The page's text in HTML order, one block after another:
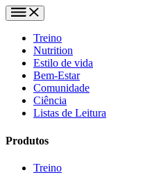
Treino
Nutrition
Estilo de vida
Bem-Estar
Comunidade
Ciência
Listas de Leitura
Produtos
Treino